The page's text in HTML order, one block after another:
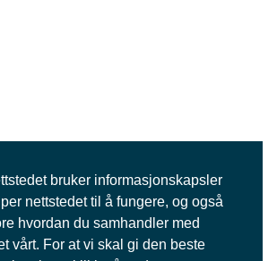
bruker informasjonskapsler
nettstedet til å fungere, og også
hvordan du samhandler med
vårt. For at vi skal gi den beste